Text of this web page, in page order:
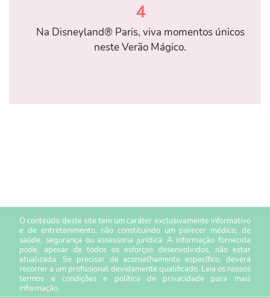
4
Na Disneyland® Paris, viva momentos únicos
neste Verão Mágico.
O conteúdo deste site tem um caráter exclusivamente informativo
e de entretenimento, não constituindo um parecer médico, de
saúde, segurança ou assessoria jurídica. A informação fornecida
pode, apesar de todos os esforços desenvolvidos, não estar
atualizada. Se precisar de aconselhamento específico, deverá
recorrer a um profissional devidamente qualificado. Leia os nossos
termos e condiçõese política de privacidade para mais
informação.